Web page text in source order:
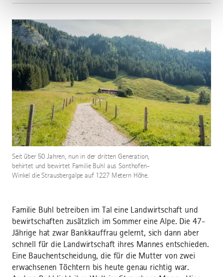
©
Seit über 50 Jahren, nun in der dritten Generation,
behirtet und bewirtet Familie Buhl aus Sonthofen-
Winkel die Strausbergalpe auf 1227 Metern Höhe.
Familie Buhl betreiben im Tal eine Landwirtschaft und
bewirtschaften zusätzlich im Sommer eine Alpe. Die 47-
Jährige hat zwar Bankkauffrau gelernt, sich dann aber
schnell für die Landwirtschaft ihres Mannes entschieden.
Eine Bauchentscheidung, die für die Mutter von zwei
erwachsenen Töchtern bis heute genau richtig war.